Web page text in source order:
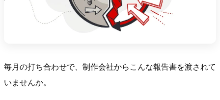
毎月の打ち合わせで、制作会社からこんな報告書を渡されて
いませんか。